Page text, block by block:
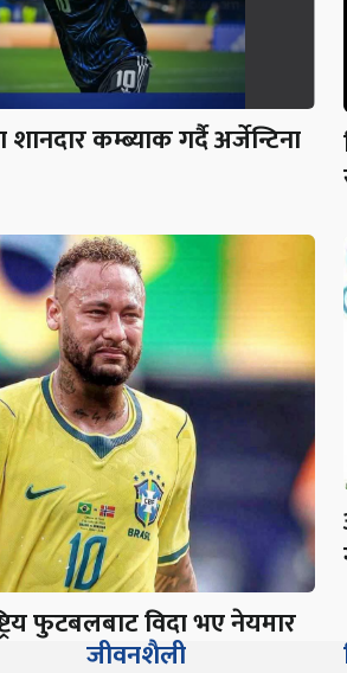
कम्ब्याक गर्दै अर्जेन्टिना
फुटबलबाट विदा भए नेयमार
जीवनशैली